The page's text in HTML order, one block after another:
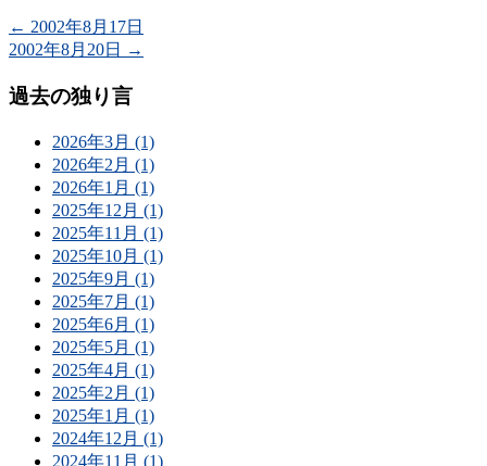
← 2002年8月17日
2002年8月20日
→
過去の独り言
2026年3月 (1)
2026年2月 (1)
2026年1月 (1)
2025年12月 (1)
2025年11月 (1)
2025年10月 (1)
2025年9月 (1)
2025年7月 (1)
2025年6月 (1)
2025年5月 (1)
2025年4月 (1)
2025年2月 (1)
2025年1月 (1)
2024年12月 (1)
2024年11月 (1)